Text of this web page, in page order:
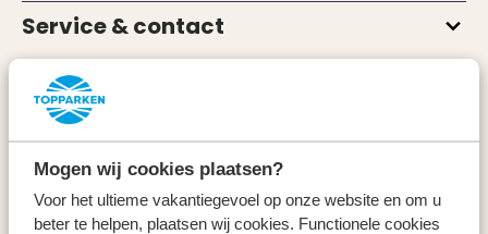
Mogen wij cookies plaatsen?
Voor het ultieme vakantiegevoel op onze website en om u
beter te helpen, plaatsen wij cookies. Functionele cookies
Service & contact
Types
Specials
Vakantieperiodes